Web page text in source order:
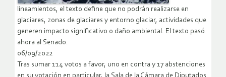
lineamientos, el texto define que no podrán realizarse en
glaciares, zonas de glaciares y entorno glaciar, actividades que
generen impacto significativo o daño ambiental. El texto pasó
ahora al Senado.
06/09/2022
Tras sumar 114 votos a favor, uno en contra y 17 abstenciones